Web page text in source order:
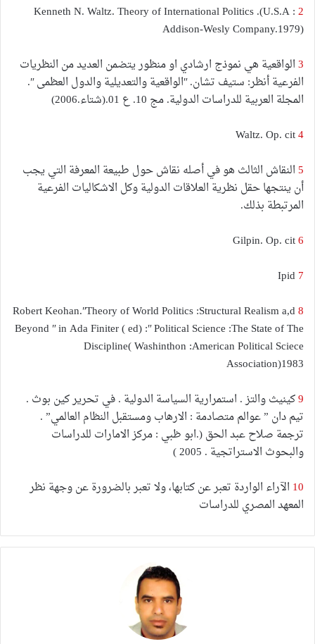
2
Kenneth N. Waltz. Theory of International Politics .(U.S.A :
Addison-Wesly Company.1979)
3الواقعية هي نموذج ارشادي او منظور يتضمن العديد من النظريات
الفرعية أنظر: ستيف تشان. ʺالواقعية والتعديلية والدول العظمى ʺ.
المجلة العربية للدراسات الدولية. مج 10. ع 01.(شتاء.2006)
4
Waltz. Op. cit
5النقاش الثالث هو في أصله نقاش حول طبيعة المعرفة التي يجب
أن ينتجها حقل نظرية العلاقات الدولية وكل الاشكاليات الفرعية
المرتبطة بذلك.
6
Gilpin. Op. cit
7
Ipid
8
Robert Keohan.ʺTheory of World Politics :Structural Realism a,d
Beyond ʺ in Ada Finiter ( ed) :ʺ Political Science :The State of The
Discipline( Washinthon :American Political Sciece
Association)1983
9كينيث والتز . استمرارية السياسة الدولية . في تحرير كين بوث .
تيم دان ” عوالم متصادمة : الارهاب ومستقبل النظام العالمي” .
ترجمة صلاح عبد الحق (.ابو ظبي : مركز الامارات للدراسات
والبحوث الاستراتجية . 2005 )
10 الآراء الواردة تعبر عن كتابها، ولا تعبر بالضرورة عن وجهة نظر
المعهد المصري للدراسات